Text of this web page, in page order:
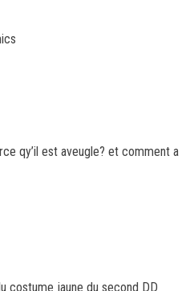
qy’il est aveugle? et comment a
costume jaune du second DD